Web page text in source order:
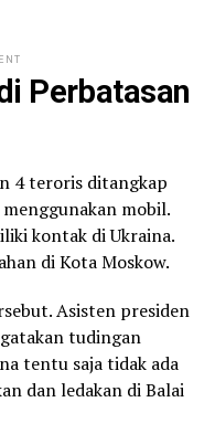
Perbatasan
4 teroris ditangkap
mobil.
kontak di Ukraina.
di Kota Moskow.
Asisten presiden
tudingan
tentu saja tidak ada
dan ledakan di Balai